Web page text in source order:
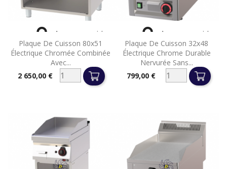
Plaque De Cuisson 80x51
Électrique Chromée Combinée
Avec...
Prix2 650,00 €
 Aperçu rapide
Plaque De Cuisson 32x48
Électrique Chrome Durable
Nervurée Sans...
Prix799,00 €
 Aperçu rapide